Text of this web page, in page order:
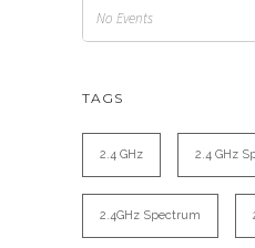
No Events
TAGS
2.4 GHz 2.4 GHz
2.4GHz Spectrum